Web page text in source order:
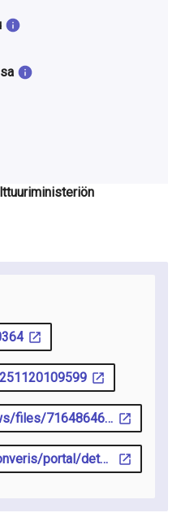
research.abo.fi/ws/files/71648646/Nursing_Open_-_2025_-_Eronen_-_Graduating_Nursing_Students_Self_Assessment_of_Clinical_Competence_and_Need_for_Further.pdf
research.utu.fi/converis/portal/detail/Publication/506134183